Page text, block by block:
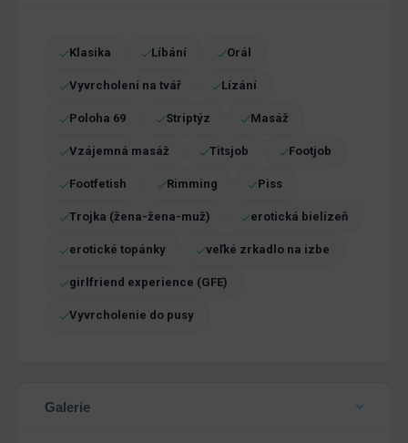
Klasika Líbání Orál
Vyvrcholení na tvář Lízání
Poloha 69 Striptýz Masáž
Vzájemná masáž Titsjob Footjob
Footfetish Rimming Piss
Trojka (žena-žena-muž) erotická bielizeň
erotické topánky veľké zrkadlo na izbe
girlfriend experience (GFE)
Vyvrcholenie do pusy
Galerie